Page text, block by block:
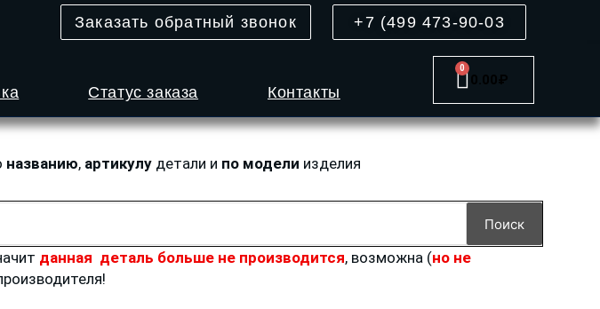
Заказать обратный звонок +7 (499 473-90-03
Статус заказа Контакты
0.00₽
0
Cart
названию, артикулу детали и по модели изделия
Поиск
данная деталь больше не производится, возможна (но не